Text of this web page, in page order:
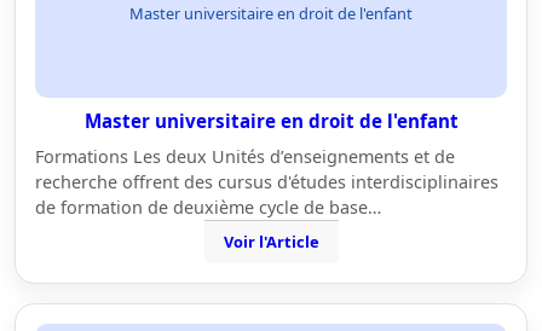
Master universitaire en droit de l'enfant
Master universitaire en droit de l'enfant
Formations Les deux Unités d’enseignements et de
recherche offrent des cursus d'études interdisciplinaires
de formation de deuxième cycle de base…
Voir l'Article